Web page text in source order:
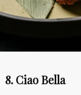
8. Ciao Bella